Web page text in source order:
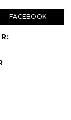
FACEBOOK